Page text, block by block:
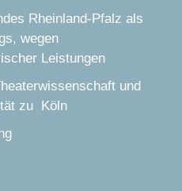
Rheinland-Pfalz als
wegen
Leistungen
und
zu Köln